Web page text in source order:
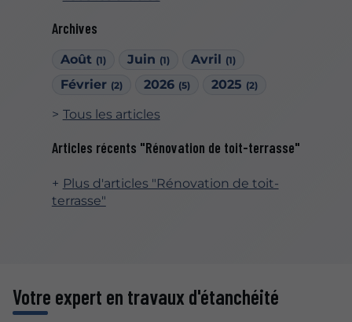
Archives
Août (1) Juin (1) Avril (1)
Février (2) 2026 (5) 2025 (2)
Tous les articles
Articles récents "Rénovation de toit-terrasse"
Plus d'articles "Rénovation de toit-
terrasse"
Votre expert en travaux d'étanchéité